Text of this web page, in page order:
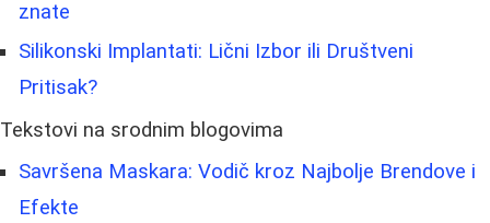
znate
Silikonski Implantati: Lični Izbor ili Društveni
Pritisak?
Tekstovi na srodnim blogovima
Savršena Maskara: Vodič kroz Najbolje Brendove i
Efekte